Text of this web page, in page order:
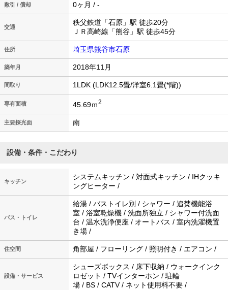
敷引 / 償却 0ヶ月 / -
交通
秩父鉄道「石原」駅 徒歩20分
ＪＲ高崎線「熊谷」駅 徒歩45分
住所 埼玉県熊谷市石原
築年月 2018年11月
間取り 1LDK (LDK12.5畳/洋室6.1畳(*階))
専有面積 45.69ｍ2
主要採光面 南
設備・条件・こだわり
キッチン
システムキッチン / 対面式キッチン / IHクッキ
ングヒーター /
バス・トイレ
給湯 / バストイレ別 / シャワー / 追焚機能浴
室 / 浴室乾燥機 / 洗面所独立 / シャワー付洗面
台 / 温水洗浄便座 / オートバス / 室内洗濯機置
き場 /
住空間 角部屋 / フローリング / 照明付き / エアコン /
設備・サービス
シューズボックス / 床下収納 / ウォークインク
ロゼット / TVインターホン / 駐輪
場 / BS / CATV / ネット使用料不要 /